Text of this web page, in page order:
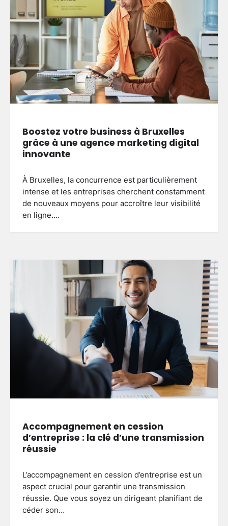
Boostez votre business à Bruxelles
grâce à une agence marketing digital
innovante
À Bruxelles, la concurrence est particulièrement
intense et les entreprises cherchent constamment
de nouveaux moyens pour accroître leur visibilité
en ligne.…
Accompagnement en cession
d’entreprise : la clé d’une transmission
réussie
L’accompagnement en cession d’entreprise est un
aspect crucial pour garantir une transmission
réussie. Que vous soyez un dirigeant planifiant de
céder son…
Clôture jardin moderne : comment
choisir le style adapté à votre
extérieur
Brenda 27 mai 2026
Aménager un balcon fleuri :
Brenda 5 mai 2026
budget serré et qualité durable
Brenda 4 mai 2026